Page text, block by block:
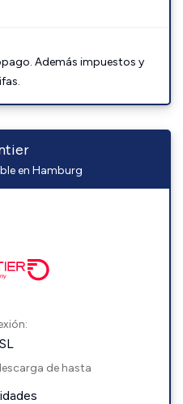
Además impuestos y
en Hamburg
de hasta